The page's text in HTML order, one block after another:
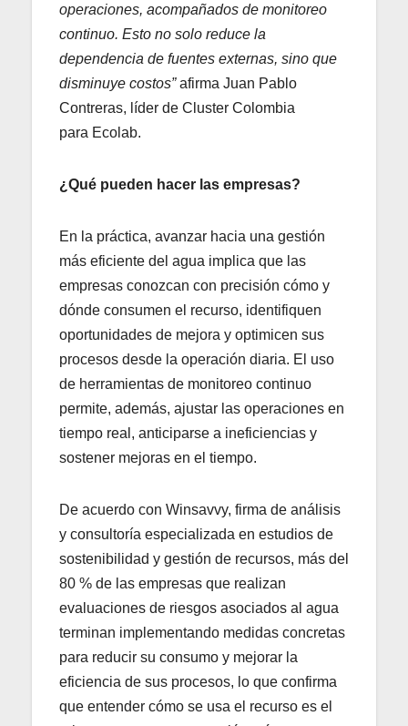
operaciones, acompañados de monitoreo
continuo. Esto no solo reduce la
dependencia de fuentes externas, sino que
disminuye costos”afirma Juan Pablo
Contreras, líder de Cluster Colombia
para Ecolab.
¿Qué pueden hacer las empresas?
En la práctica, avanzar hacia una gestión
más eficiente del agua implica que las
empresas conozcan con precisión cómo y
dónde consumen el recurso, identifiquen
oportunidades de mejora y optimicen sus
procesos desde la operación diaria. El uso
de herramientas de monitoreo continuo
permite, además, ajustar las operaciones en
tiempo real, anticiparse a ineficiencias y
sostener mejoras en el tiempo.
De acuerdo con Winsavvy, firma de análisis
y consultoría especializada en estudios de
sostenibilidad y gestión de recursos, más del
80 % de las empresas que realizan
evaluaciones de riesgos asociados al agua
terminan implementando medidas concretas
para reducir su consumo y mejorar la
eficiencia de sus procesos, lo que confirma
que entender cómo se usa el recurso es el